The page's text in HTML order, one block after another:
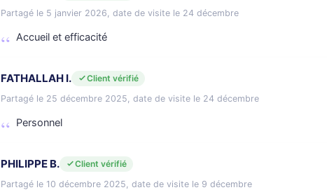
Partagé le 5 janvier 2026, date de visite le 24 décembre
Accueil et efficacité
FATHALLAH I.
Client vérifié
Partagé le 25 décembre 2025, date de visite le 24 décembre
Personnel
PHILIPPE B.
Client vérifié
Partagé le 10 décembre 2025, date de visite le 9 décembre